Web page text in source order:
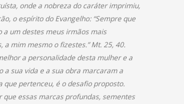
onde a nobreza do caráter imprimiu,
o espírito do Evangelho: “Sempre que
a um destes meus irmãos mais
a mim mesmo o fizestes.” Mt. 25, 40.
a personalidade desta mulher e a
a sua vida e a sua obra marcaram a
que pertenceu, é o desafio proposto.
que essas marcas profundas, sementes